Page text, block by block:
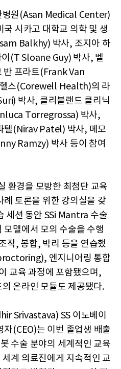
병원(Asan Medical Center)
시카고 대학교 의학 및 생
Balkhy) 박사, 조지아 하
(T Sloane Guy) 박사, 벨
반 프라트(Frank Van
스(Corewell Health)의 라
박사, 클리블랜드 클리닉
Torregrossa) 박사,
텔(Nirav Patel) 박사, 메모
Ramzy) 박사 등이 참여
환경을 모방한 최첨단 교육
례 토론을 위한 강의실을 갖
세션 동안 SSi Mantra 수술
모델에서 모의 수술을 수행
작, 봉합, 박리 등을 연습했
엔지니어링 통합
교육 과정에 포함됐으며,
온라인 모듈도 제공됐다.
Srivastava) SS 이노베이
자(CEO)는 이번 졸업생 배출
수술 분야의 세계적인 교육
계 의료진에게 지속적인 교